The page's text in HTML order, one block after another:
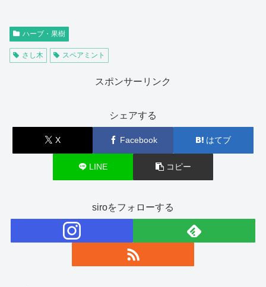
ハーブ・果樹
さし木 スペアミント
スポンサーリンク
シェアする
X Facebook はてブ
LINE コピー
siroをフォローする